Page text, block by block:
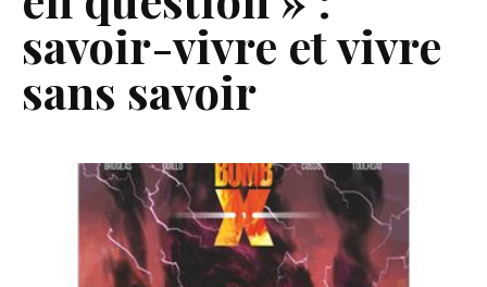
savoir-vivre et vivre
sans savoir